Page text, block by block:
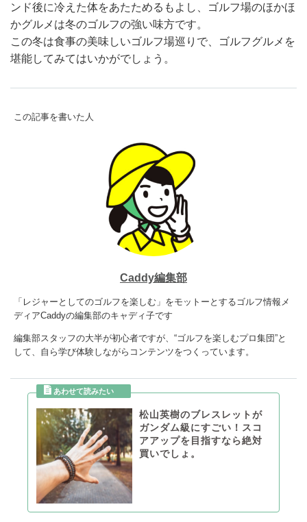
ンド後に冷えた体をあたためるもよし、ゴルフ場のほかほ
かグルメは冬のゴルフの強い味方です。
この冬は食事の美味しいゴルフ場巡りで、ゴルフグルメを
堪能してみてはいかがでしょう。
この記事を書いた人
Caddy編集部
「レジャーとしてのゴルフを楽しむ」をモットーとするゴルフ情報メ
ディアCaddyの編集部のキャディ子です
編集部スタッフの大半が初心者ですが、“ゴルフを楽しむプロ集団”と
して、自ら学び体験しながらコンテンツをつくっています。
松山英樹のブレスレットが
ガンダム級にすごい！スコ
アアップを目指すなら絶対
買いでしょ。